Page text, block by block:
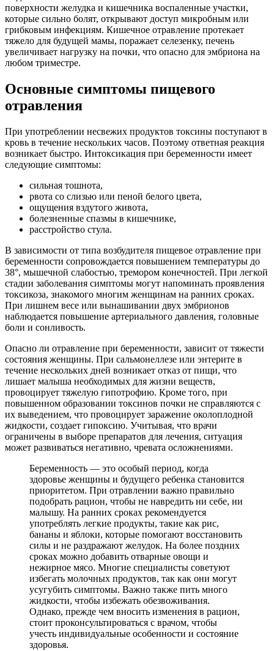
поверхности желудка и кишечника воспаленные участки,
которые сильно болят, открывают доступ микробным или
грибковым инфекциям. Кишечное отравление протекает
тяжело для будущей мамы, поражает селезенку, печень
увеличивает нагрузку на почки, что опасно для эмбриона на
любом триместре.
Основные симптомы пищевого
отравления
При употреблении несвежих продуктов токсины поступают в
кровь в течение нескольких часов. Поэтому ответная реакция
возникает быстро. Интоксикация при беременности имеет
следующие симптомы:
сильная тошнота,
рвота со слизью или пеной белого цвета,
ощущения вздутого живота,
болезненные спазмы в кишечнике,
расстройство стула.
В зависимости от типа возбудителя пищевое отравление при
беременности сопровождается повышением температуры до
38°, мышечной слабостью, тремором конечностей. При легкой
стадии заболевания симптомы могут напоминать проявления
токсикоза, знакомого многим женщинам на ранних сроках.
При лишнем весе или вынашивании двух эмбрионов
наблюдается повышение артериального давления, головные
боли и сонливость.
Опасно ли отравление при беременности, зависит от тяжести
состояния женщины. При сальмонеллезе или энтерите в
течение нескольких дней возникает отказ от пищи, что
лишает малыша необходимых для жизни веществ,
провоцирует тяжелую гипотрофию. Кроме того, при
повышенном образовании токсинов почки не справляются с
их выведением, что провоцирует заражение околоплодной
жидкости, создает гипоксию. Учитывая, что врачи
ограничены в выборе препаратов для лечения, ситуация
может развиваться негативно, чревата осложнениями.
Беременность — это особый период, когда
здоровье женщины и будущего ребенка становится
приоритетом. При отравлении важно правильно
подобрать рацион, чтобы не навредить ни себе, ни
малышу. На ранних сроках рекомендуется
употреблять легкие продукты, такие как рис,
бананы и яблоки, которые помогают восстановить
силы и не раздражают желудок. На более поздних
сроках можно добавить отварные овощи и
нежирное мясо. Многие специалисты советуют
избегать молочных продуктов, так как они могут
усугубить симптомы. Важно также пить много
жидкости, чтобы избежать обезвоживания.
Однако, прежде чем вносить изменения в рацион,
стоит проконсультироваться с врачом, чтобы
учесть индивидуальные особенности и состояние
здоровья.